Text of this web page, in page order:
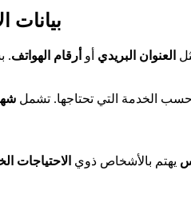
العنوان البريدي أو أرقام الهواتف.
الخدمة التي تحتاجها. تشمل
يهتم بالأشخاص ذوي الاحتياجات